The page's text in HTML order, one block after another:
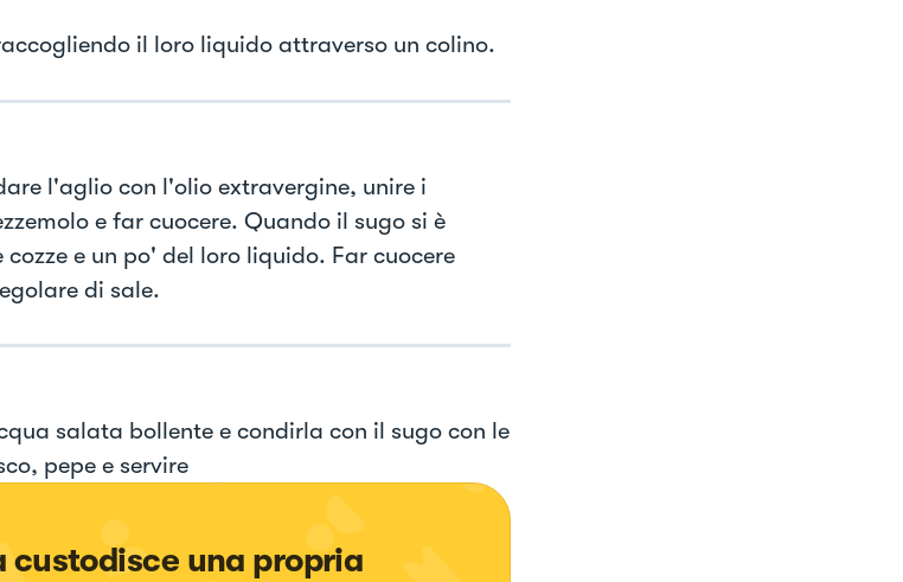
il loro liquido attraverso un colino.
l'aglio con l'olio extravergine, unire i
e far cuocere. Quando il sugo si è
e un po' del loro liquido. Far cuocere
di sale.
salata bollente e condirla con il sugo con le
pepe e servire
custodisce una propria